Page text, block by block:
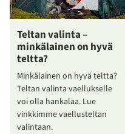
Teltan valinta –
minkälainen on hyvä
teltta?
Minkälainen on hyvä teltta?
Teltan valinta vaellukselle
voi olla hankalaa. Lue
vinkkimme vaellusteltan
valintaan.